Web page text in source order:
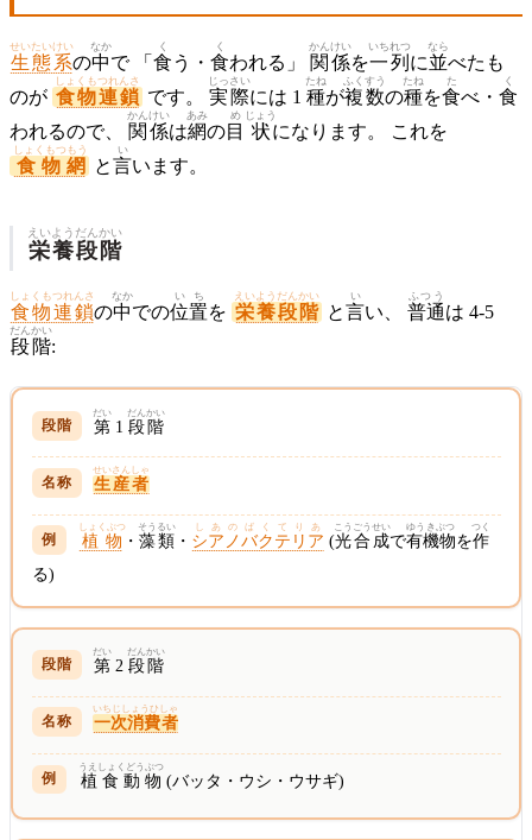
生態系
せいたいけい
の中
なか
で 「 食
く
う・ 食
く
われる」 関
かん
係
けい
を一
いち
列
れつ
に並
なら
べたも
のが 食物連鎖
しょくもつれんさ
です。 実際
じっさい
には 1 種
たね
が複数
ふくすう
の種
たね
を食
た
べ・ 食
く
われるので、 関係
かんけい
は網
あみ
の目
め
状
じょう
になります。 これを
食物網
しょくもつもう
と言
い
います。
栄養
えいよう
段階
だんかい
食物連鎖
しょくもつれんさ
の中
なか
での位置
いち
を 栄養段階
えいようだんかい
と言
い
い、 普通
ふつう
は 4-5
段階
だんかい
:
第
だい
1段階
だんかい
生産者
せいさんしゃ
植物
しょくぶつ
・藻類
そうるい
・ シアノバクテリア
しあのばくてりあ
(光合成
こうごうせい
で有機物
ゆうきぶつ
を作
つく
る)
第
だい
2段階
だんかい
一次消費者
いちじしょうひしゃ
植食動物
うえしょくどうぶつ
(バッタ・ウシ・ウサギ)